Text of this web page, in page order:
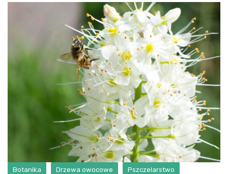
Botanika Drzewa owocowe Pszczelarstwo